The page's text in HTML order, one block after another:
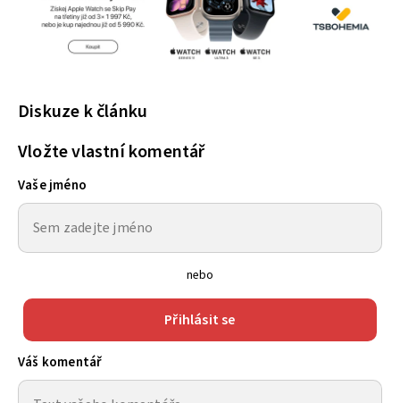
Diskuze k článku
Vložte vlastní komentář
Vaše jméno
nebo
Přihlásit se
Váš komentář